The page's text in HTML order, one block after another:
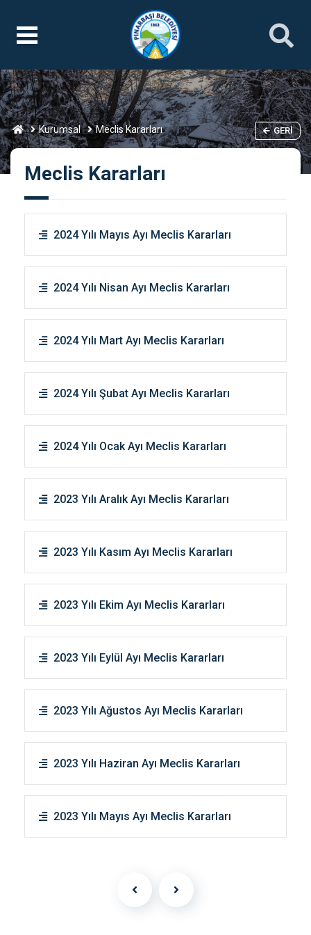
Kurumsal Meclis Kararları GERI
Meclis Kararları
2024 Yılı Mayıs Ayı Meclis Kararları
2024 Yılı Nisan Ayı Meclis Kararları
2024 Yılı Mart Ayı Meclis Kararları
2024 Yılı Şubat Ayı Meclis Kararları
2024 Yılı Ocak Ayı Meclis Kararları
2023 Yılı Aralık Ayı Meclis Kararları
2023 Yılı Kasım Ayı Meclis Kararları
2023 Yılı Ekim Ayı Meclis Kararları
2023 Yılı Eylül Ayı Meclis Kararları
2023 Yılı Ağustos Ayı Meclis Kararları
2023 Yılı Haziran Ayı Meclis Kararları
2023 Yılı Mayıs Ayı Meclis Kararları